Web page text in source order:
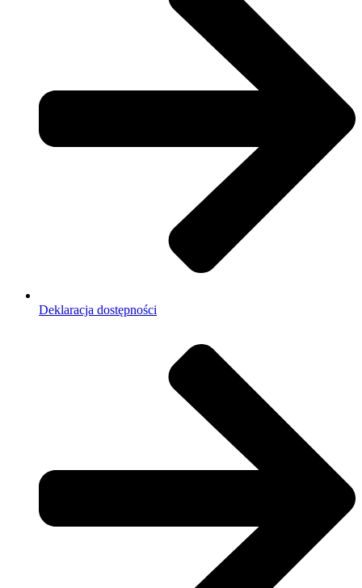
Deklaracja dostępności